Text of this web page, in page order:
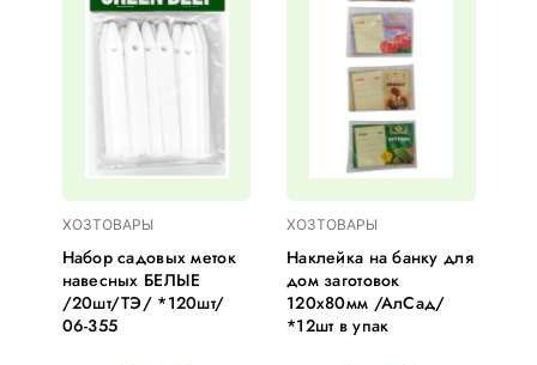
ХОЗТОВАРЫ
Набор садовых меток
навесных БЕЛЫЕ
/20шт/ТЭ/ *120шт/
06-355
ХОЗТОВАРЫ
Наклейка на банку для
дом заготовок
120х80мм /АлСад/
*12шт в упак